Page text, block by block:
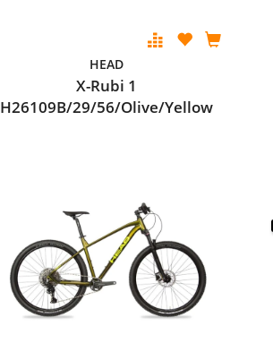
HEAD
X-Rubi 1
H26109B/29/56/Olive/Yellow